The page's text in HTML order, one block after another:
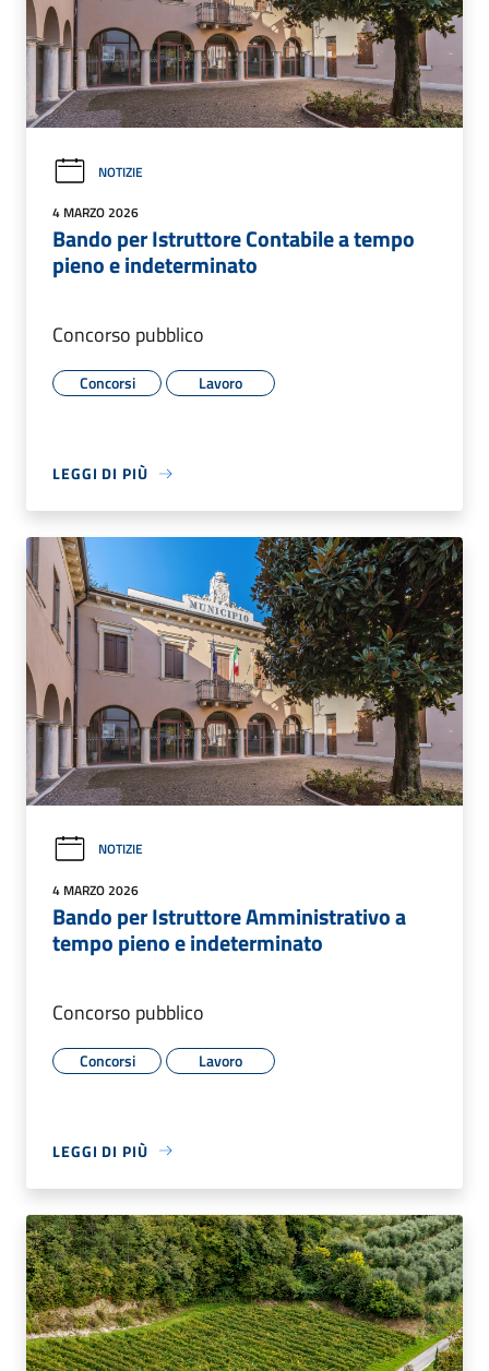
NOTIZIE
4 MARZO 2026
Bando per Istruttore Contabile a tempo
pieno e indeterminato
Concorso pubblico
Concorsi Lavoro
LEGGI DI PIÙ
NOTIZIE
4 MARZO 2026
Bando per Istruttore Amministrativo a
tempo pieno e indeterminato
Concorso pubblico
Concorsi Lavoro
LEGGI DI PIÙ